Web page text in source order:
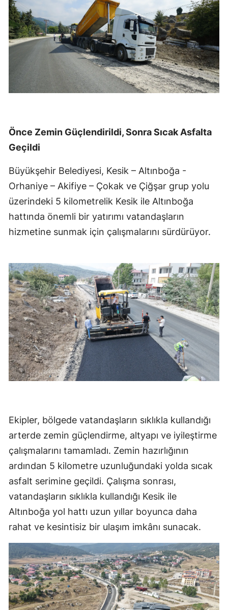
Önce Zemin Güçlendirildi, Sonra Sıcak Asfalta
Geçildi
Büyükşehir Belediyesi, Kesik – Altınboğa -
Orhaniye – Akifiye – Çokak ve Çiğşar grup yolu
üzerindeki 5 kilometrelik Kesik ile Altınboğa
hattında önemli bir yatırımı vatandaşların
hizmetine sunmak için çalışmalarını sürdürüyor.
Ekipler, bölgede vatandaşların sıklıkla kullandığı
arterde zemin güçlendirme, altyapı ve iyileştirme
çalışmalarını tamamladı. Zemin hazırlığının
ardından 5 kilometre uzunluğundaki yolda sıcak
asfalt serimine geçildi. Çalışma sonrası,
vatandaşların sıklıkla kullandığı Kesik ile
Altınboğa yol hattı uzun yıllar boyunca daha
rahat ve kesintisiz bir ulaşım imkânı sunacak.